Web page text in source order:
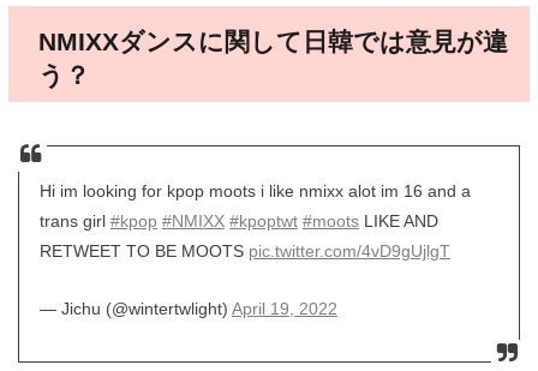
NMIXXダンスに関して日韓では意見が違
う？
Hi im looking for kpop moots i like nmixx alot im 16 and a
trans girl #kpop #NMIXX #kpoptwt #mootsLIKE AND
RETWEET TO BE MOOTS pic.twitter.com/4vD9gUjlgT
— Jichu (@wintertwlight) April 19, 2022